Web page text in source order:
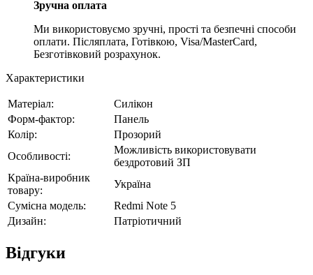
Зручна оплата
Ми використовуємо зручні, прості та безпечні способи
оплати. Післяплата, Готівкою, Visa/MasterCard,
Безготівковий розрахунок.
Характеристики
Матеріал:
Силікон
Форм-фактор:
Панель
Колір:
Прозорий
Особливості:
Можливість використовувати
бездротовий ЗП
Країна-виробник
товару:
Україна
Сумісна модель:
Redmi Note 5
Дизайн:
Патріотичний
Відгуки